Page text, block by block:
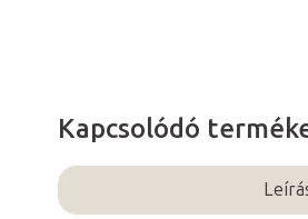
Kapcsolódó